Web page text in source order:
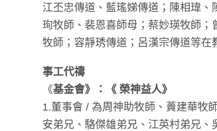
江丕忠傳道、藍瑤娣傳道；陳相瑋
珣牧師、裴恩喜師母；蔡妙瑛牧師
牧師；容靜琇傳道；呂漢宗傳道等在
事工代禱
《基金會》：《 榮神益人》
1.董事會 / 為周神助牧師、蕢建華牧
安弟兄、駱傑雄弟兄、江英村弟兄